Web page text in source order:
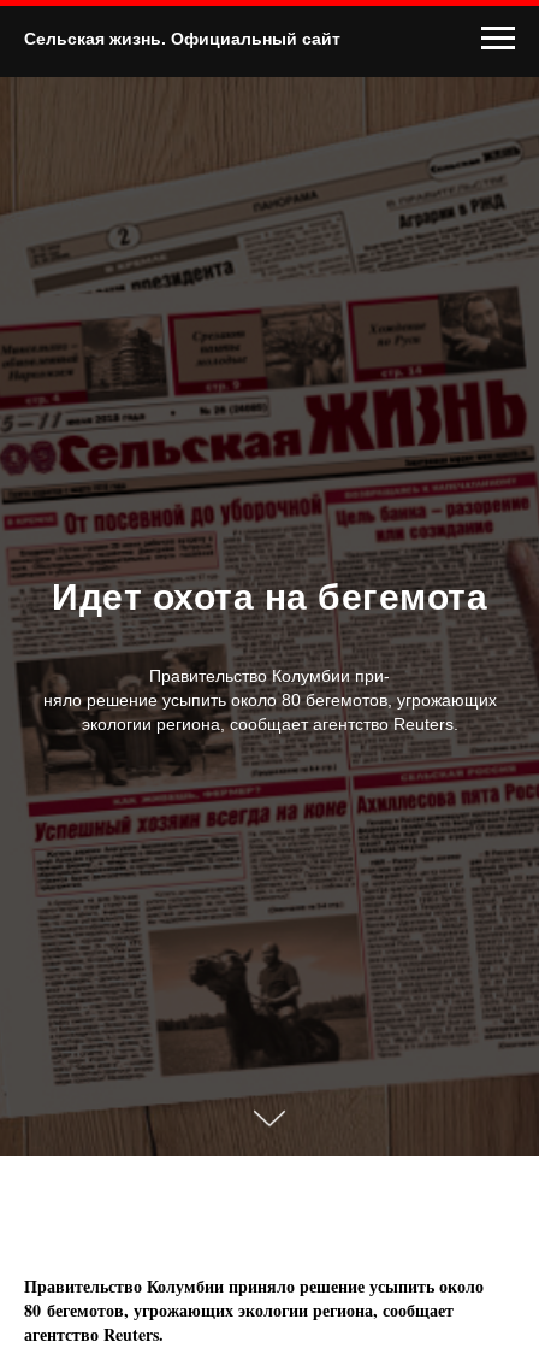
Сельская жизнь. Официальный сайт
Идет охота на бегемота
Правительство Колумбии при-
няло решение усыпить около 80 бегемотов, угрожающих
экологии региона, сообщает агентство Reuters.
Правительство Колумбии приняло решение усыпить около
80 бегемотов, угрожающих экологии региона, сообщает
агентство Reuters.